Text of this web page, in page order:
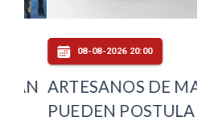
08-08-2026 20:00
ARTESANOS DE
PUEDEN POSTULAR